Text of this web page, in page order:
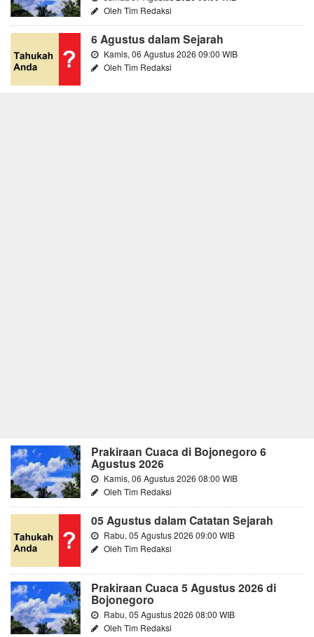
Oleh Tim Redaksi
6 Agustus dalam Sejarah
Kamis, 06 Agustus 2026 09:00 WIB
Oleh Tim Redaksi
Prakiraan Cuaca di Bojonegoro 6
Agustus 2026
Kamis, 06 Agustus 2026 08:00 WIB
Oleh Tim Redaksi
05 Agustus dalam Catatan Sejarah
Rabu, 05 Agustus 2026 09:00 WIB
Oleh Tim Redaksi
Prakiraan Cuaca 5 Agustus 2026 di
Bojonegoro
Rabu, 05 Agustus 2026 08:00 WIB
Oleh Tim Redaksi